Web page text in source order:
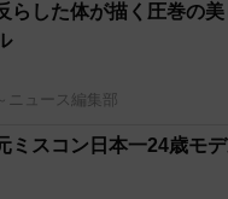
らした体が描く圧巻の
ニュース編集部
ミスコン日本一24歳モ